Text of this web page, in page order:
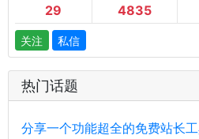
29
4835
关注 私信
热门话题
分享一个功能超全的免费站长